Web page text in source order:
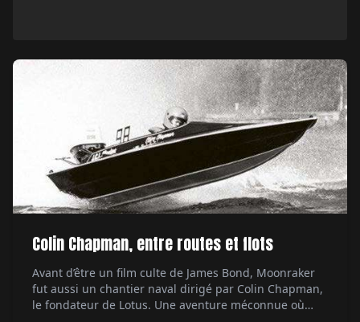
Colin Chapman, entre routes et flots
Avant d’être un film culte de James Bond, Moonraker
fut aussi un chantier naval dirigé par Colin Chapman,
le fondateur de Lotus. Une aventure méconnue où